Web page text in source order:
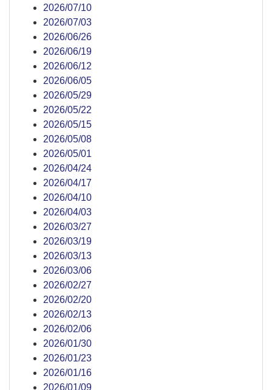
2026/07/10
2026/07/03
2026/06/26
2026/06/19
2026/06/12
2026/06/05
2026/05/29
2026/05/22
2026/05/15
2026/05/08
2026/05/01
2026/04/24
2026/04/17
2026/04/10
2026/04/03
2026/03/27
2026/03/19
2026/03/13
2026/03/06
2026/02/27
2026/02/20
2026/02/13
2026/02/06
2026/01/30
2026/01/23
2026/01/16
2026/01/09